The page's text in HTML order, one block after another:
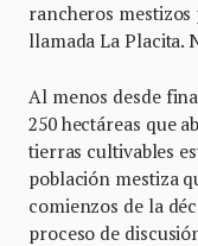
rancheros
llamada La Placita.
Al menos desde
250 hectáreas que
tierras cultivables
población mestiza
comienzos de la
proceso de